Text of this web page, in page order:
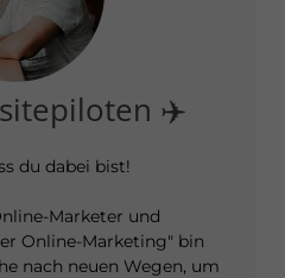
✈️
du dabei bist!
Marketer und
Online-Marketing" bin
nach neuen Wegen, um